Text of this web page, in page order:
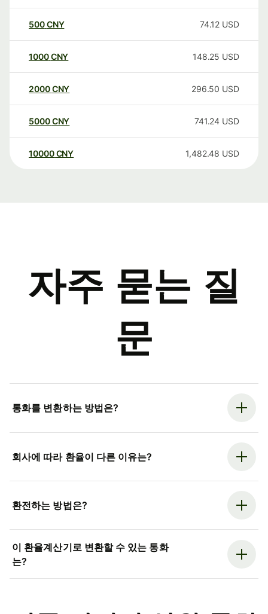
500CNY 74.12 USD
1000CNY 148.25 USD
2000CNY 296.50 USD
5000CNY 741.24 USD
10000 CNY 1,482.48 USD
자주 묻는 질
문
통화를 변환하는 방법은?
회사에 따라 환율이 다른 이유는?
환전하는 방법은?
이 환율계산기로 변환할 수 있는 통화
는?